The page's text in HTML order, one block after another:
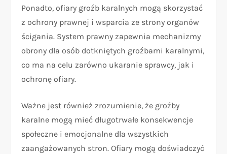
Ponadto, ofiary groźb karalnych mogą skorzystać
z ochrony prawnej i wsparcia ze strony organów
ścigania. System prawny zapewnia mechanizmy
obrony dla osób dotkniętych groźbami karalnymi,
co ma na celu zarówno ukaranie sprawcy, jak i
ochronę ofiary.
Ważne jest również zrozumienie, że groźby
karalne mogą mieć długotrwałe konsekwencje
społeczne i emocjonalne dla wszystkich
zaangażowanych stron. Ofiary mogą doświadczyć